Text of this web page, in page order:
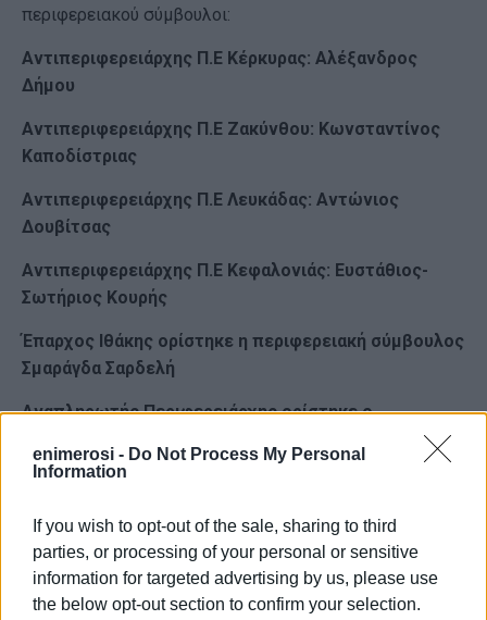
enimerosi - Do Not Process My Personal
Information
If you wish to opt-out of the sale, sharing to third
parties, or processing of your personal or sensitive
information for targeted advertising by us, please use
the below opt-out section to confirm your selection.
περιφερειακού σύμβουλοι:
Αντιπεριφερειάρχης Π.Ε Κέρκυρας: Αλέξανδρος
Δήμου
Αντιπεριφερειάρχης Π.Ε Ζακύνθου: Κωνσταντίνος
Καποδίστριας
Αντιπεριφερειάρχης Π.Ε Λευκάδας: Αντώνιος
Δουβίτσας
Αντιπεριφερειάρχης Π.Ε Κεφαλονιάς: Ευστάθιος-
Σωτήριος Κουρής
Έπαρχος Ιθάκης ορίστηκε η περιφερειακή σύμβουλος
Σμαράγδα Σαρδελή
Αναπληρωτής Περιφερειάρχης ορίστηκε ο
Με την ευκαιρία της ανακοίνωσης, ο Περιφερειάρχης
δήλωση:
«Όπως είχα δεσμευτεί όρισα σήμερα τον Αναπληρωτή
Περιφερειάρχη, τους Χωρικούς Αντιπεριφερειάρχες και